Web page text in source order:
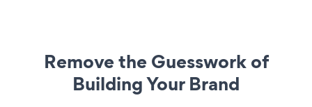
Remove the Guesswork of
Building Your Brand